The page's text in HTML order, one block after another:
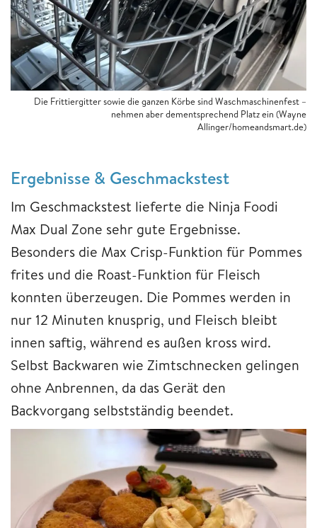
Die Frittiergitter sowie die ganzen Körbe sind Waschmaschinenfest –
nehmen aber dementsprechend Platz ein (Wayne
Allinger/homeandsmart.de)
Ergebnisse & Geschmackstest
Im Geschmackstest lieferte die Ninja Foodi
Max Dual Zone sehr gute Ergebnisse.
Besonders die Max Crisp-Funktion für Pommes
frites und die Roast-Funktion für Fleisch
konnten überzeugen. Die Pommes werden in
nur 12 Minuten knusprig, und Fleisch bleibt
innen saftig, während es außen kross wird.
Selbst Backwaren wie Zimtschnecken gelingen
ohne Anbrennen, da das Gerät den
Backvorgang selbstständig beendet.